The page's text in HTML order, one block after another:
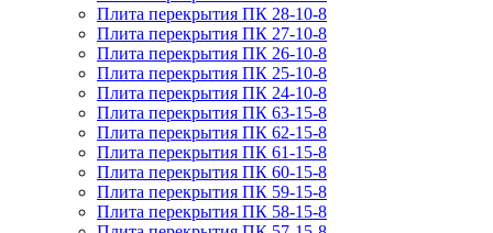
Плита перекрытия ПК 28-10-8
Плита перекрытия ПК 27-10-8
Плита перекрытия ПК 26-10-8
Плита перекрытия ПК 25-10-8
Плита перекрытия ПК 24-10-8
Плита перекрытия ПК 63-15-8
Плита перекрытия ПК 62-15-8
Плита перекрытия ПК 61-15-8
Плита перекрытия ПК 60-15-8
Плита перекрытия ПК 59-15-8
Плита перекрытия ПК 58-15-8